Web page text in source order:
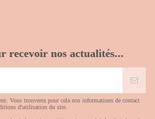
recevoir nos actualités...
Vous trouverez pour cela nos informations de contact
d'utilisation du site.